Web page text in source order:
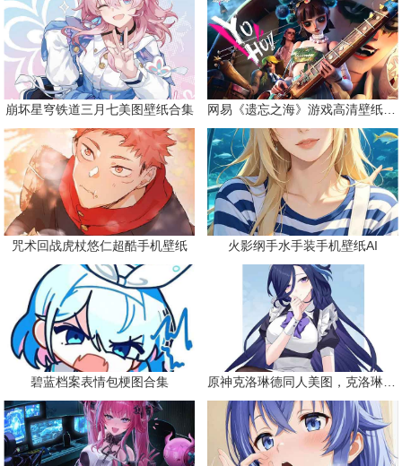
崩坏星穹铁道三月七美图壁纸合集 网易《遗忘之海》游戏高清壁纸精选
咒术回战虎杖悠仁超酷手机壁纸 火影纲手水手装手机壁纸AI
碧蓝档案表情包梗图合集